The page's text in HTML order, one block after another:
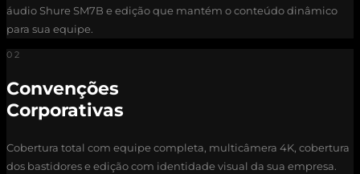
áudio Shure SM7B e edição que mantém o conteúdo dinâmico
para sua equipe.
02
Convenções
Corporativas
Cobertura total com equipe completa, multicâmera 4K, cobertura
dos bastidores e edição com identidade visual da sua empresa.